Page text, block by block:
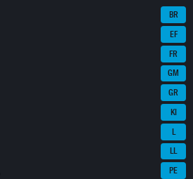
BR
EF
FR
GM
GR
KI
L
LL
PE